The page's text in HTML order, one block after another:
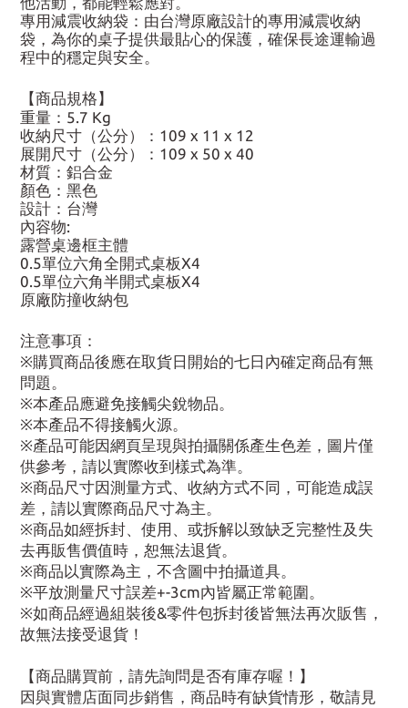
專用減震收納袋：由台灣原廠設計的專用減震收納
袋，為你的桌子提供最貼心的保護，確保長途運輸過
程中的穩定與安全。
【商品規格】
重量：5.7 Kg
收納尺寸（公分）：109 x 11 x 12
展開尺寸（公分）：109 x 50 x 40
材質：鋁合金
顏色：黑色
設計：台灣
內容物:
露營桌邊框主體
0.5單位六角全開式桌板X4
0.5單位六角半開式桌板X4
原廠防撞收納包
注意事項：
※購買商品後應在取貨日開始的七日內確定商品有無
問題。
※本產品應避免接觸尖銳物品。
※本產品不得接觸火源。
※產品可能因網頁呈現與拍攝關係產生色差，圖片僅
供參考，請以實際收到樣式為準。
※商品尺寸因測量方式、收納方式不同，可能造成誤
差，請以實際商品尺寸為主。
※商品如經拆封、使用、或拆解以致缺乏完整性及失
去再販售價值時，恕無法退貨。
※商品以實際為主，不含圖中拍攝道具。
※平放測量尺寸誤差+-3cm內皆屬正常範圍。
※如商品經過組裝後&零件包拆封後皆無法再次販售，
故無法接受退貨！
【商品購買前，請先詢問是否有庫存喔！】
因與實體店面同步銷售，商品時有缺貨情形，敬請見